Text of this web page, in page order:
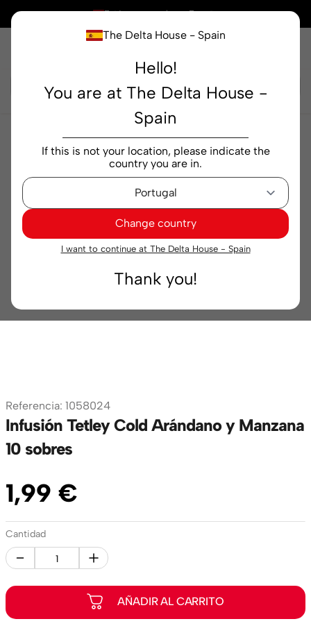
The Delta House - Spain
Hello!
You are at The Delta House -
Spain
If this is not your location, please indicate the
country you are in.
Change country
I want to continue at The Delta House - Spain
Thank you!
× Está comprando en España
Tés e infusiones infusiones
Infusión Tetley Cold
Arándano y Manzana 10 sobres
Referencia: 1058024
Infusión Tetley Cold Arándano y Manzana
10 sobres
1,99 €
Cantidad